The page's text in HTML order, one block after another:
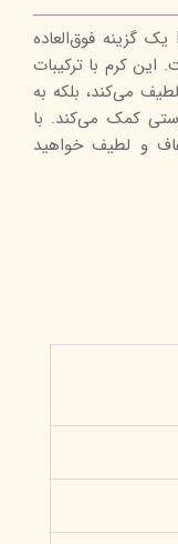
کرم مرطوب‌کننده و لایه‌بردار ویتالیر Hydravit یک گزینه فوق‌العاده
کرم با ترکیبات
می‌کند، بلکه به
کمک می‌کند. با
و لطیف خواهید